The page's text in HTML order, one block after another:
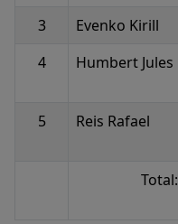
3 Evenko Kirill
4
Humbert Jules
5
Reis Rafael
Total: